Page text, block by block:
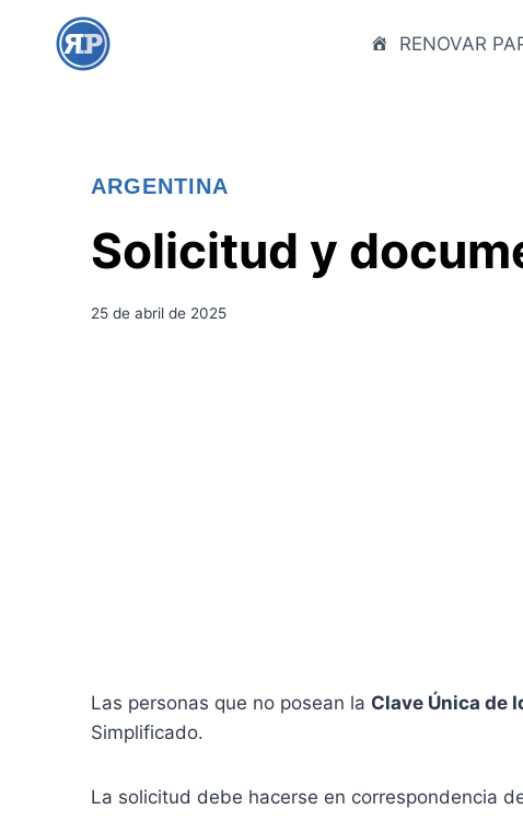
RENOVAR
ARGENTINA
Solicitud y
25 de abril de 2025
Las personas que no posean la Clave Única de
Simplificado.
La solicitud debe hacerse en correspondencia